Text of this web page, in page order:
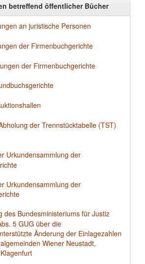
betreffend öffentlicher Bücher
an juristische Personen
der Firmenbuchgerichte
der Firmenbuchgerichte
der Trennstücktabelle (TST)
Urkundensammlung der
Urkundensammlung der
des Bundesministeriums für Justiz
5 GUG über die
Änderung der Einlagezahlen
Wiener Neustadt,